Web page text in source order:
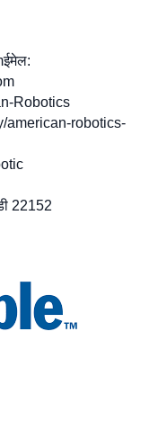
Robotics
american-robotics-
22152